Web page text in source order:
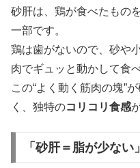
砂肝は、鶏が食べたもの
一部です。
鶏は歯がないので、砂や
肉でギュッと動かして食
この“よく動く筋肉の塊”
く、独特のコリコリ食感
「砂肝＝脂が少な